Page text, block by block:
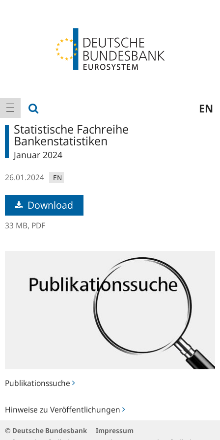
Hauptnavigation
Navigation anzeigen EN
Publikationssuche
Hinweise zu Veröffentlichungen
zu
Statistische Fachreihe
Bankenstatistiken
Januar 2024
26.01.2024 EN
Download
33 MB, PDF
© Deutsche Bundesbank
Impressum